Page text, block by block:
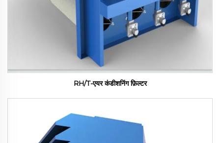
RH/T-एयर कंडीशनिंग फ़िल्टर